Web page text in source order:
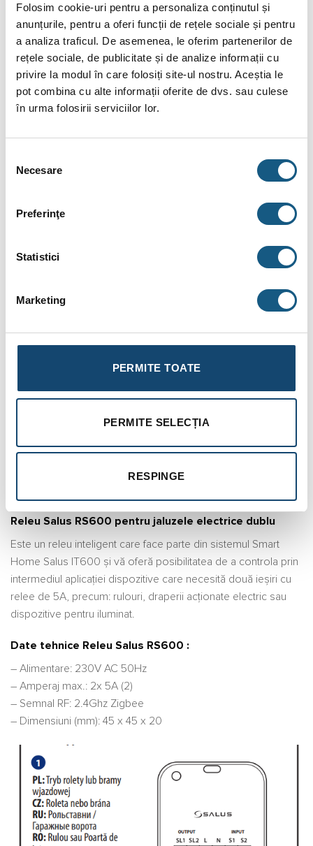
Folosim cookie-uri pentru a personaliza conținutul și
anunțurile, pentru a oferi funcții de rețele sociale și pentru
a analiza traficul. De asemenea, le oferim partenerilor de
rețele sociale, de publicitate și de analize informații cu
privire la modul în care folosiți site-ul nostru. Aceștia le
pot combina cu alte informații oferite de dvs. sau culese
în urma folosirii serviciilor lor.
consimțământului
Necesare
Preferinţe
Statistici
Marketing
PERMITE TOATE
PERMITE SELECȚIA
RESPINGE
exact ceea ce cautam. functioneaza foarte bine (...)
5
Paul Cristian B.- 18/11/2021
Citește Mai Mult.
Un produs care usureaza utilizarea jaluzelelor electrice.
Citește Mai Mult.
INFORMAȚII SUPLIMENTARE
RECENZII (6)
FIȘIERE ATAȘATE
Releu Salus RS600 pentru jaluzele electrice dublu
Este un releu inteligent care face parte din sistemul Smart
Home Salus IT600 și vă oferă posibilitatea de a controla prin
intermediul aplicației dispozitive care necesită două ieșiri cu
relee de 5A, precum: rulouri, draperii acționate electric sau
dispozitive pentru iluminat.
Date tehnice Releu Salus RS600 :
– Alimentare: 230V AC 50Hz
– Amperaj max.: 2x 5A (2)
– Semnal RF: 2.4Ghz Zigbee
– Dimensiuni (mm): 45 x 45 x 20